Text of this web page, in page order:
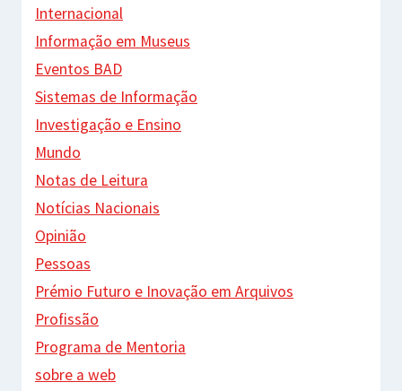
Internacional
Informação em Museus
Eventos BAD
Sistemas de Informação
Investigação e Ensino
Mundo
Notas de Leitura
Notícias Nacionais
Opinião
Pessoas
Prémio Futuro e Inovação em Arquivos
Profissão
Programa de Mentoria
sobre a web